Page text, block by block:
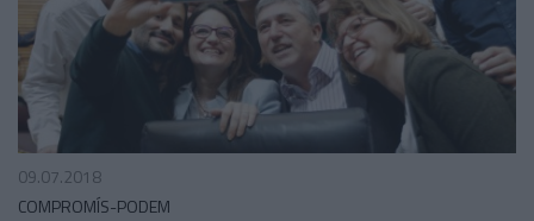
09.07.2018
COMPROMÍS-PODEM